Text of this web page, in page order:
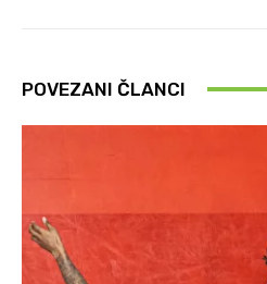
POVEZANI ČLANCI